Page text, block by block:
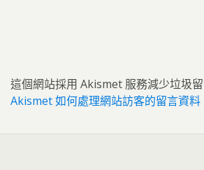
這個網站採用 Akismet 服務減少垃圾留
Akismet 如何處理網站訪客的留言資料